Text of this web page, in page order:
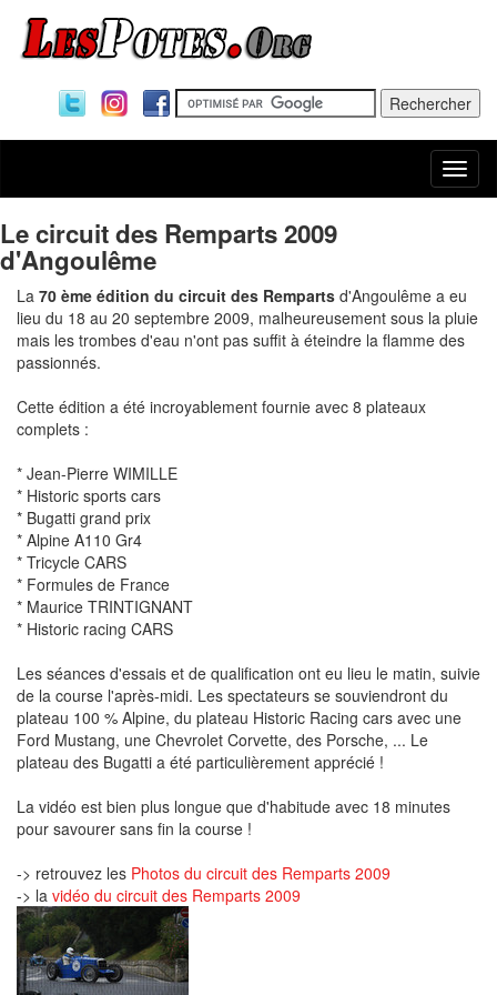
Le circuit des Remparts 2009
d'Angoulême
La 70 ème édition du circuit des Remparts d'Angoulême a eu
lieu du 18 au 20 septembre 2009, malheureusement sous la pluie
mais les trombes d'eau n'ont pas suffit à éteindre la flamme des
passionnés.
Cette édition a été incroyablement fournie avec 8 plateaux
complets :
* Jean-Pierre WIMILLE
* Historic sports cars
* Bugatti grand prix
* Alpine A110 Gr4
* Tricycle CARS
* Formules de France
* Maurice TRINTIGNANT
* Historic racing CARS
Les séances d'essais et de qualification ont eu lieu le matin, suivie
de la course l'après-midi. Les spectateurs se souviendront du
plateau 100 % Alpine, du plateau Historic Racing cars avec une
Ford Mustang, une Chevrolet Corvette, des Porsche, ... Le
plateau des Bugatti a été particulièrement apprécié !
La vidéo est bien plus longue que d'habitude avec 18 minutes
pour savourer sans fin la course !
-> retrouvez les Photos du circuit des Remparts 2009
-> la vidéo du circuit des Remparts 2009